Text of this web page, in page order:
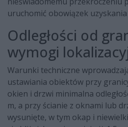
uruchomić obowiązek
Odległości od
wymogi
Warunki techniczne
ustawiania obiektów przy
okien i drzwi minimalna
m, a przy ścianie z oknami lub
wysunięte, w tym okap i